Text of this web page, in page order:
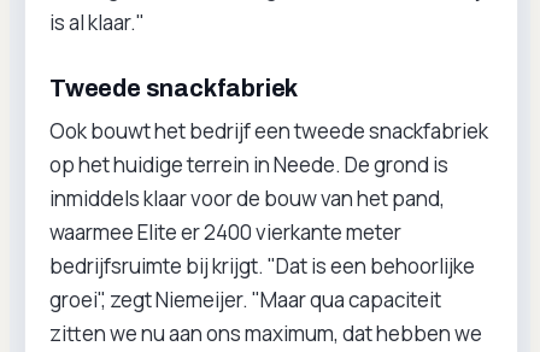
is al klaar."
Tweede snackfabriek
Ook bouwt het bedrijf een tweede snackfabriek
op het huidige terrein in Neede. De grond is
inmiddels klaar voor de bouw van het pand,
waarmee Elite er 2400 vierkante meter
bedrijfsruimte bij krijgt. "Dat is een behoorlijke
groei", zegt Niemeijer. "Maar qua capaciteit
zitten we nu aan ons maximum, dat hebben we